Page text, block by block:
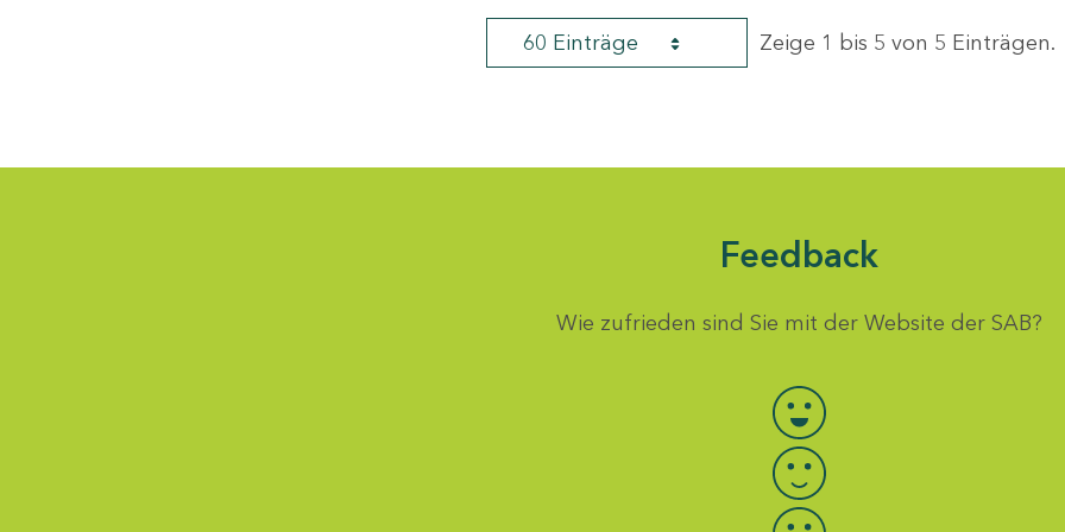
60 Einträge Zeige 1 bis 5 von 5 Einträgen.
Feedback
Wie zufrieden sind Sie mit der Website der SAB?
Bewertung auswählen